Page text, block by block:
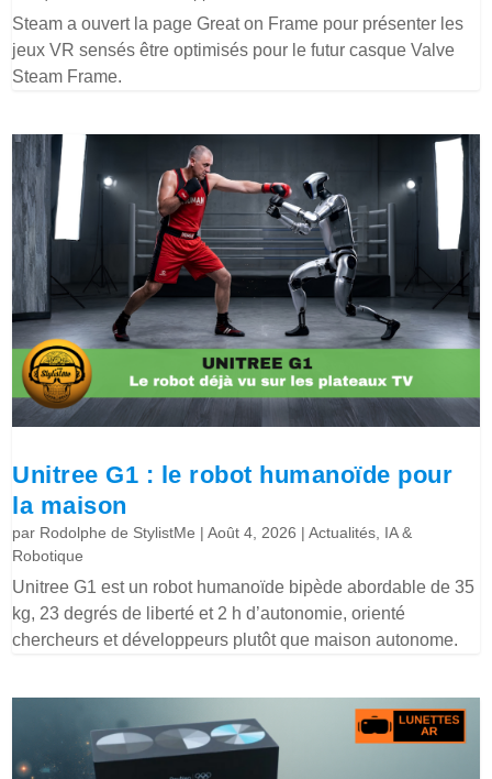
Steam a ouvert la page Great on Frame pour présenter les
jeux VR sensés être optimisés pour le futur casque Valve
Steam Frame.
Unitree G1 : le robot humanoïde pour
la maison
par Rodolphe de StylistMe |Août 4, 2026 |Actualités IA &
Robotique
Unitree G1 est un robot humanoïde bipède abordable de 35
kg, 23 degrés de liberté et 2 h d’autonomie, orienté
chercheurs et développeurs plutôt que maison autonome.